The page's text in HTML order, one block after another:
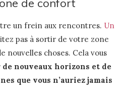
un frein aux rencontres. Un
pas à sortir de votre zone
nouvelles choses. Cela vous
nouveaux horizons et de
que vous n’auriez jamais